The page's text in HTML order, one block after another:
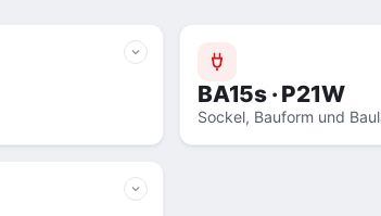
BA15s · P21W
Sockel, Bauform und